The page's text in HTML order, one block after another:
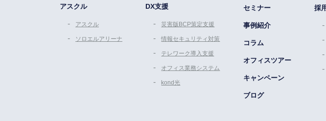
アスクル
アスクル
ソロエルアリーナ
DX支援
災害版BCP策定支援
情報セキュリティ対策
テレワーク導入支援
オフィス業務システム
kond光
セミナー
事例紹介
コラム
オフィスツアー
キャンペーン
ブログ
採